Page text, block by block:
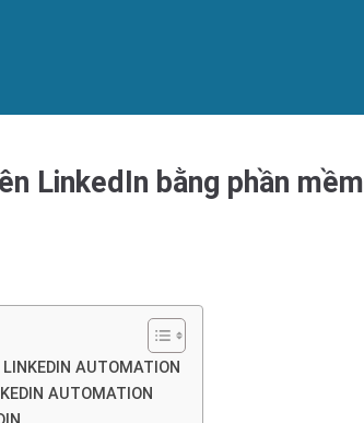
LinkedIn bằng phần mềm
AUTOMATION
AUTOMATION